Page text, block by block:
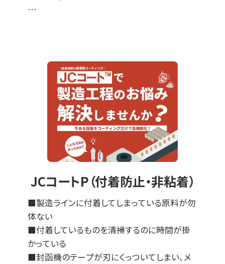
『JCコートP』は撥水撥油性・非粘着性・防汚性
の機能があります。
※ DLCとは、ダイヤモンドライクカーボンの略
＊適応基材＊
ステンレスなどの導電性基材全般に対応可能
ですが、不向きなものもございます（亜鉛、銅な
も可能です。
その他の母材につきましては、ご相談ください
ませ。
JCコートP（付着防止・非粘着）
■製造ラインに付着してしまっている原料が勿
体ない
■付着しているものを清掃するのに時間が掛
かっている
■封函機のテープが刃にくっついてしまい、メ